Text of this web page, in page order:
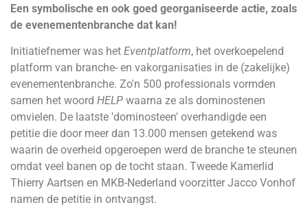
Een symbolische en ook goed georganiseerde actie, zoals
de evenementenbranche dat kan!
Initiatiefnemer was het Eventplatform, het overkoepelend
platform van branche- en vakorganisaties in de (zakelijke)
evenementenbranche. Zo'n 500 professionals vormden
samen het woord HELP waarna ze als dominostenen
omvielen. De laatste 'dominosteen' overhandigde een
petitie die door meer dan 13.000 mensen getekend was
waarin de overheid opgeroepen werd de branche te steunen
omdat veel banen op de tocht staan. Tweede Kamerlid
Thierry Aartsen en MKB-Nederland voorzitter Jacco Vonhof
namen de petitie in ontvangst.